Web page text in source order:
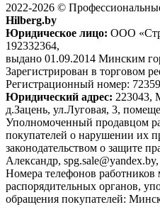
2022-2026 ©
Hilberg.by
Юридическое лицо: ООО
192332364,
выдано 01.09.2014 Минским
Зарегистрирован в торговом
Регистрационный номер:
Юридический адрес: 223043,
д.Зацень, ул.Луговая, 3,
Уполномоченный продавцом
покупателей о нарушении их
законодательством о защите
Александр,
Номера телефонов
распорядительных органов,
обращения покупателей: